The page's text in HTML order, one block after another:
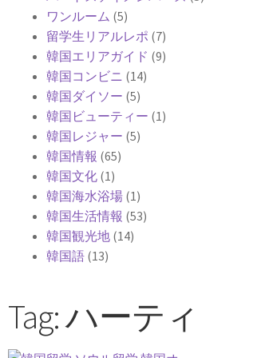
ワンルーム (5)
留学生リアルレポ (7)
韓国エリアガイド (9)
韓国コンビニ (14)
韓国ダイソー (5)
韓国ビューティー (1)
韓国レジャー (5)
韓国情報 (65)
韓国文化 (1)
韓国海水浴場 (1)
韓国生活情報 (53)
韓国観光地 (14)
韓国語 (13)
Tag: ハーティ